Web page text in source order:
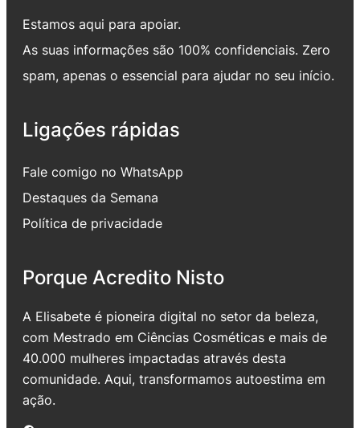
Estamos aqui para apoiar.
As suas informações são 100% confidenciais. Zero
spam, apenas o essencial para ajudar no seu início.
Ligações rápidas
Fale comigo no WhatsApp
Destaques da Semana
Política de privacidade
Porque Acredito Nisto
A Elisabete é pioneira digital no setor da beleza,
com Mestrado em Ciências Cosméticas e mais de
40.000 mulheres impactadas através desta
comunidade. Aqui, transformamos autoestima em
ação.